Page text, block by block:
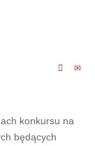
konkursu na
będących